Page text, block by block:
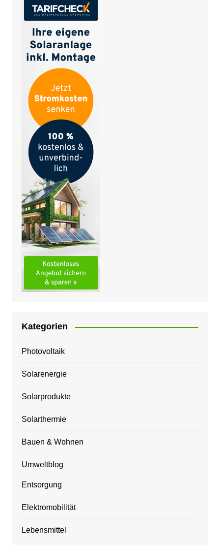
Kategorien
Photovoltaik
Solarenergie
Solarprodukte
Solarthermie
Bauen & Wohnen
Umweltblog
Entsorgung
Elektromobilität
Lebensmittel